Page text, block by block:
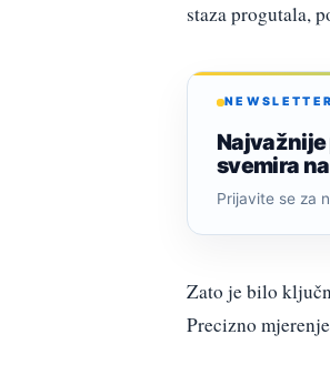
staza progutala,
NEWSLETTER
svemira
Prijavite se za
Zato je bilo
Precizno